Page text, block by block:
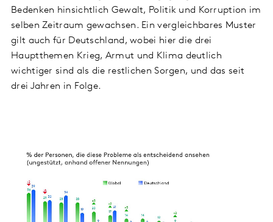
Bedenken hinsichtlich Gewalt, Politik und Korruption im
selben Zeitraum gewachsen. Ein vergleichbares Muster
gilt auch für Deutschland, wobei hier die drei
Hauptthemen Krieg, Armut und Klima deutlich
wichtiger sind als die restlichen Sorgen, und das seit
drei Jahren in Folge.